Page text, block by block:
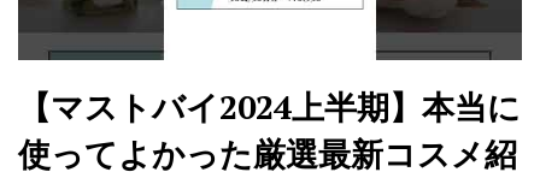
【マストバイ2024上半期】本当に
使ってよかった厳選最新コスメ紹